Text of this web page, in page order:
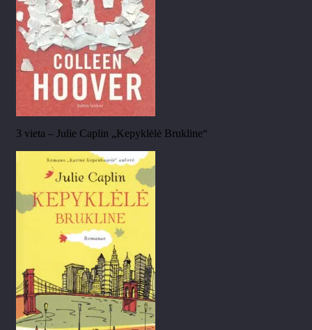
3 vieta – Julie Caplin „Kepyklėlė Brukline“